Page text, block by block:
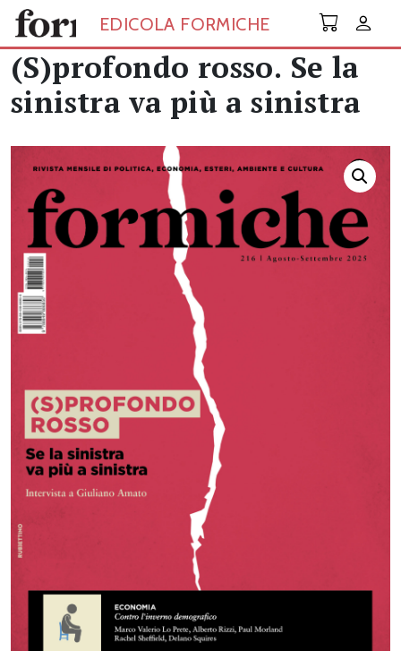
Skip to main content
EDICOLA FORMICHE
(S)profondo rosso. Se la
sinistra va più a sinistra